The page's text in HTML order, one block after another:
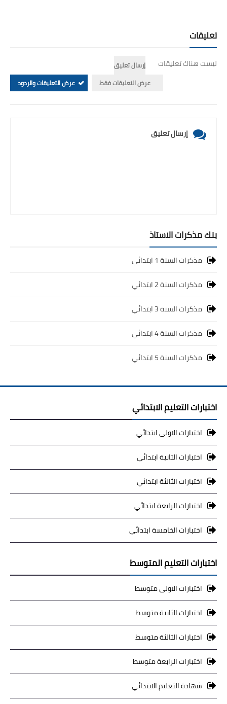
تعليقات
ليست هناك تعليقات
إرسال تعليق
عرض التعليقات فقط
عرض التعليقات والردود
إرسال تعليق
بنك مذكرات الاستاذ
مذكرات السنة 1 ابتدائي
مذكرات السنة 2 ابتدائي
مذكرات السنة 3 ابتدائي
مذكرات السنة 4 ابتدائي
مذكرات السنة 5 ابتدائي
اختبارات التعليم الابتدائي
اختبارات الاولى ابتدائي
اختبارات الثانية ابتدائي
اختبارات الثالثة ابتدائي
اختبارات الرابعة ابتدائي
اختبارات الخامسة ابتدائي
اختبارات التعليم المتوسط
اختبارات الاولى متوسط
اختبارات الثانية متوسط
اختبارات الثالثة متوسط
اختبارات الرابعة متوسط
شهادة التعليم الابتدائي